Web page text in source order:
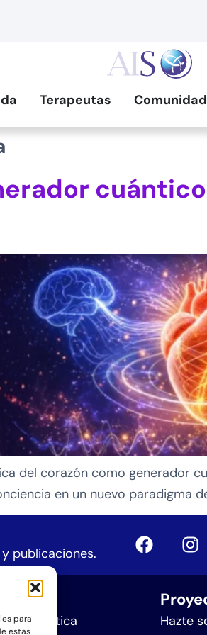
para
estas
Terapeutas
del corazón como generador
en un nuevo paradigma
publicaciones.
Sintergética Hazte